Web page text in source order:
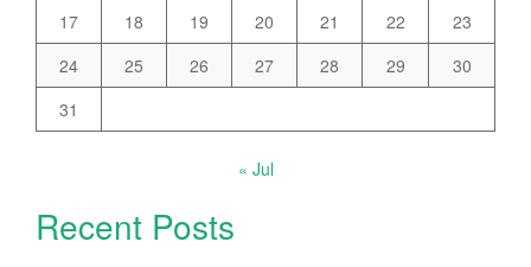
17
18 19 20 21 22
23
24
25 26 27 28 29
30
31
« Jul
Recent Posts